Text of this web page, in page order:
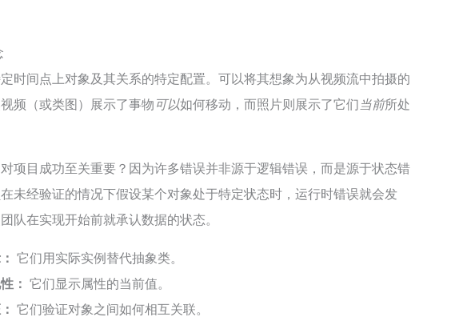
时间点上对象及其关系的特定配置。可以将其想象为从视频流中拍摄的
频（或类图）展示了事物可以如何移动，而照片则展示了它们当前所处
项目成功至关重要？因为许多错误并非源于逻辑错误，而是源于状态错
未经验证的情况下假设某个对象处于特定状态时，运行时错误就会发
队在实现开始前就承认数据的状态。
它们用实际实例替代抽象类。
： 它们显示属性的当前值。
它们验证对象之间如何相互关联。